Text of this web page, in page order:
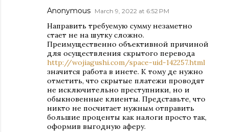
Anonymous March 9, 2022 at 6:52 PM
Направить требуемую сумму незаметно
стает не на шутку сложно.
Преимущественно объективной причиной
для осуществления скрытого перевода
http://wojiagushi.com/space-uid-142257.html
значится работа в инете. К тому де нужно
отметить, что скрытые платежи проводят
не исключительно преступники, но и
обыкновенные клиенты. Представьте, что
никто не посчитает нужным отправить
большие проценты как налоги просто так,
оформив выгодную аферу.